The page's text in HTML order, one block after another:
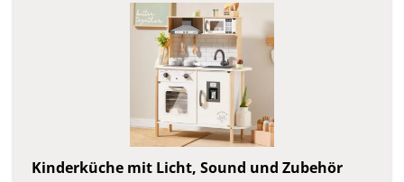
Kinderküche mit Licht, Sound und Zubehör